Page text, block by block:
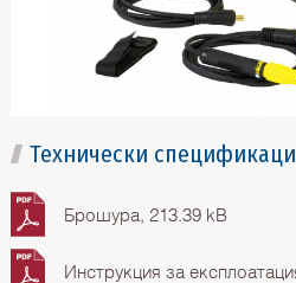
Технически
Брошура, 213.39 kB
Инструкция за